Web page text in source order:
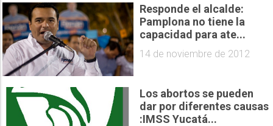
Responde el alcalde:
Pamplona no tiene la
capacidad para ate...
14 de noviembre de 2012
Los abortos se pueden
dar por diferentes causas
:IMSS Yucatá...